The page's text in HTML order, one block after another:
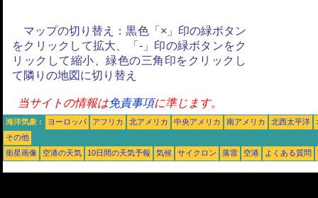
マップの切り替え：黒色「×」印の緑ボタン
をクリックして拡大、「-」印の緑ボタンをク
リックして縮小、緑色の三角印をクリックし
て隣りの地図に切り替え
当サイトの情報は免責事項に準じます。
海洋気象 : ヨーロッパ アフリカ 北アメリカ 中央アメリカ 南アメリカ 北西太平洋
その他
衛星画像
空港の天気 10日間の天気予報 気候 サイクロン 落雷 空港 よくある質問